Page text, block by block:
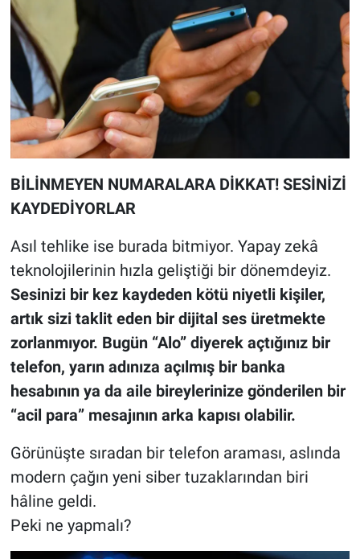
BİLİNMEYEN NUMARALARA DİKKAT! SESİNİZİ
KAYDEDİYORLAR
Asıl tehlike ise burada bitmiyor. Yapay zekâ
teknolojilerinin hızla geliştiği bir dönemdeyiz.
Sesinizi bir kez kaydeden kötü niyetli kişiler,
artık sizi taklit eden bir dijital ses üretmekte
zorlanmıyor. Bugün “Alo” diyerek açtığınız bir
telefon, yarın adınıza açılmış bir banka
hesabının ya da aile bireylerinize gönderilen bir
“acil para” mesajının arka kapısı olabilir.
Görünüşte sıradan bir telefon araması, aslında
modern çağın yeni siber tuzaklarından biri
hâline geldi.
Peki ne yapmalı?